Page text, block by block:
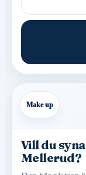
Make up
Vill du
Mellerud?